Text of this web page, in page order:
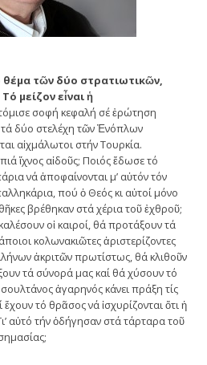
τῶν δύο στρατιωτικῶν,
μείζον εἶναι ἡ
σοφή κεφαλή σέ ἐρώτηση
δύο στελέχη τῶν Ἐνόπλων
αἰχμάλωτοι στήν Τουρκία.
ἴχνος αἰδοῦς; Ποιός ἔδωσε τό
νά ἀποφαίνονται μ’ αὐτόν τόν
πού ὁ Θεός κι αὐτοί μόνο
βρέθηκαν στά χέρια τοῦ ἐχθροῦ;
οἱ καιροί, θά προτάξουν τά
κολωνακιῶτες ἀριστερίζοντες
ἀκριτῶν πρωτίστως, θά κλιθοῦν
τά σύνορά μας καί θά χύσουν τό
ἀγαρηνός κάνει πράξη τίς
τό θρᾶσος νά ἰσχυρίζονται ὅτι ἡ
αὐτό τήν ὁδήγησαν στά τάρταρα τοῦ